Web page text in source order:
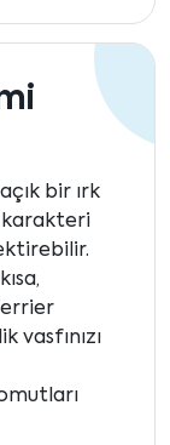
bir ırk
karakteri
vasfınızı